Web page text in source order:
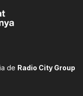
de Radio City Group